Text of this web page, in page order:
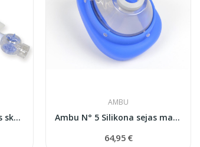
1000 ml vienreizlietojams skābekļa rezervuārs...
AMBU
Ambu N° 5 Silikona sejas maska (pieaugušajiem)
64,95 €